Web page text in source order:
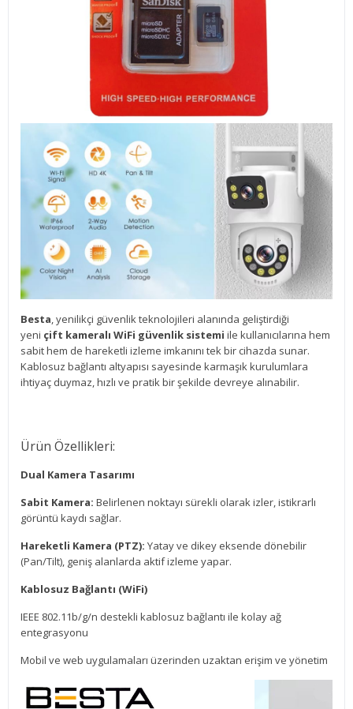
Besta, yenilikçi güvenlik teknolojileri alanında geliştirdiği
yeni çift kameralı WiFi güvenlik sistemi ile kullanıcılarına hem
sabit hem de hareketli izleme imkanını tek bir cihazda sunar.
Kablosuz bağlantı altyapısı sayesinde karmaşık kurulumlara
ihtiyaç duymaz, hızlı ve pratik bir şekilde devreye alınabilir.
Ürün Özellikleri:
Dual Kamera Tasarımı
Sabit Kamera: Belirlenen noktayı sürekli olarak izler, istikrarlı
görüntü kaydı sağlar.
Hareketli Kamera (PTZ): Yatay ve dikey eksende dönebilir
(Pan/Tilt), geniş alanlarda aktif izleme yapar.
Kablosuz Bağlantı (WiFi)
IEEE 802.11b/g/n destekli kablosuz bağlantı ile kolay ağ
entegrasyonu
Mobil ve web uygulamaları üzerinden uzaktan erişim ve yönetim